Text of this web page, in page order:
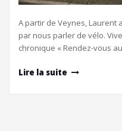
A partir de Veynes, Laurent
par nous parler de vélo.
chronique « Rendez-vous
Lire la suite